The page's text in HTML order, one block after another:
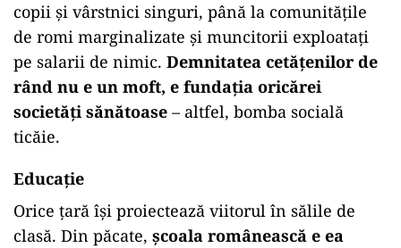
copii și vârstnici singuri, până la comunitățile
de romi marginalizate și muncitorii exploatați
pe salarii de nimic. Demnitatea cetățenilor de
rând nu e un moft, e fundația oricărei
societăți sănătoase – altfel, bomba socială
ticăie.
Educație
Orice țară își proiectează viitorul în sălile de
clasă. Din păcate, școala românească e ea